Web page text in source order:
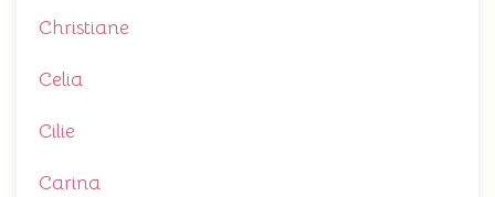
Christiane
Celia
Cilie
Carina